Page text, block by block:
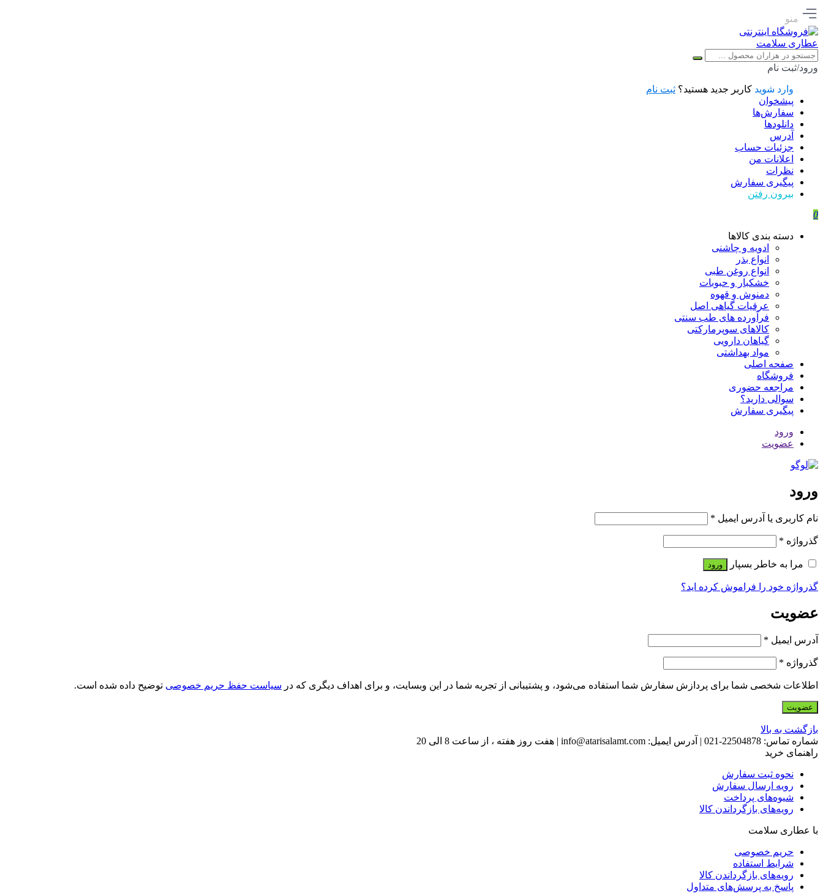
منو
ورود/ثبت نام
وارد شوید کاربر جدید هستید؟ ثبت نام
پیشخوان
سفارش‌ها
دانلودها
آدرس
جزئیات حساب
اعلانات من
نظرات
پیگیری سفارش
بیرون رفتن
0
دسته بندی کالاها
ادویه و چاشنی
انواع بذر
انواع روغن طبی
خشکبار و حبوبات
دمنوش و قهوه
عرقیات گیاهی اصل
فرآورده های طب سنتی
کالاهای سوپرمارکتی
گیاهان دارویی
مواد بهداشتی
صفحه اصلی
فروشگاه
مراجعه حضوری
سوالی دارید؟
پیگیری سفارش
ورود
عضویت
ورود
نام کاربری یا آدرس ایمیل *
گذرواژه *
مرا به خاطر بسپار ورود
گذرواژه خود را فراموش کرده اید؟
عضویت
آدرس ایمیل *
گذرواژه *
اطلاعات شخصی شما برای پردازش سفارش شما استفاده می‌شود، و پشتیبانی از تجربه شما در این وبسایت، و برای اهداف دیگری که در سیاست حفظ حریم خصوصی توضیح داده شده است.
عضویت
بازگشت به بالا
شماره تماس: 22504878-021
| آدرس ایمیل: info@atarisalamt.com
| هفت روز هفته ، از ساعت 8 الی 20
راهنمای خرید
نحوه ثبت سفارش
رویه ارسال سفارش
شیوه‌های پرداخت
رویه‌های بازگرداندن کالا
با عطاری سلامت
حریم خصوصی
شرایط استفاده
رویه‌های بازگرداندن کالا
پاسخ به پرسش‌های متداول